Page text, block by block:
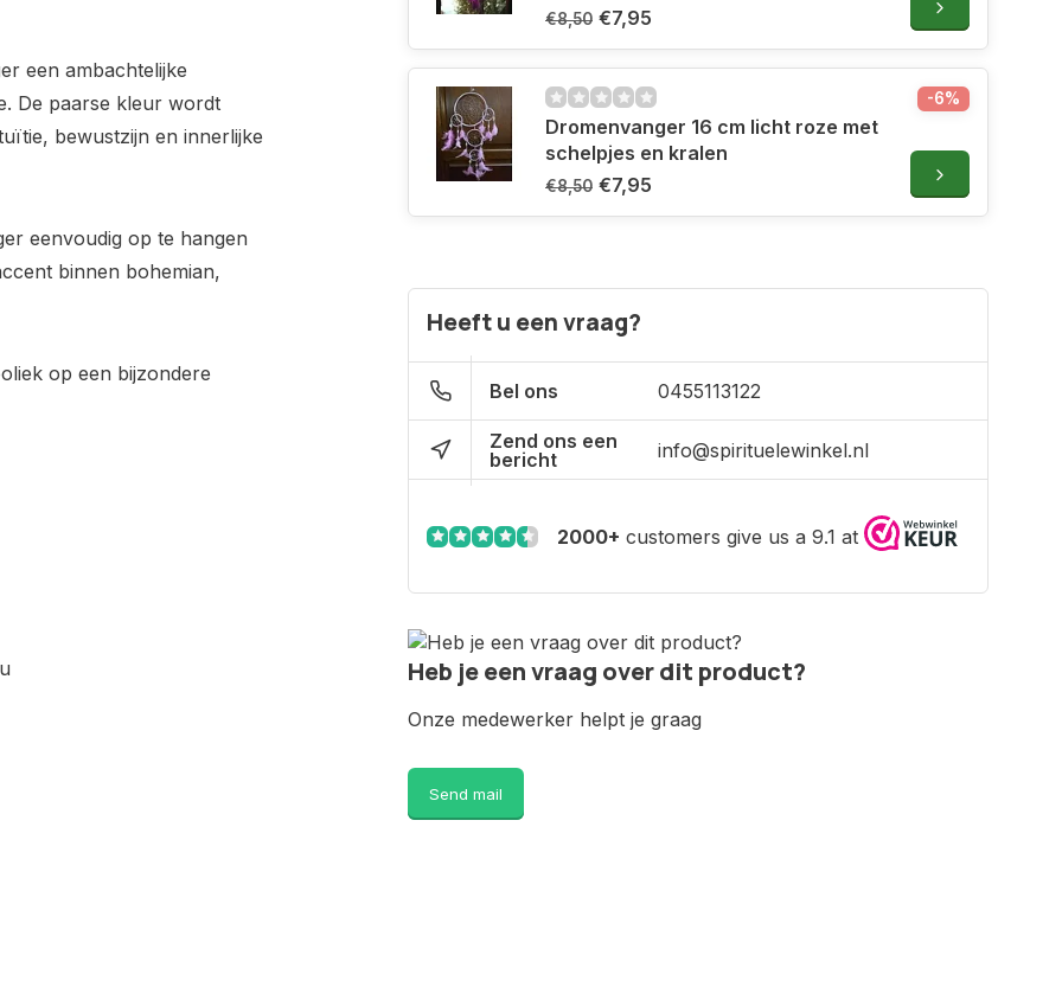
een ambachtelijke
De paarse kleur wordt
bewustzijn en innerlijke
eenvoudig op te hangen
binnen bohemian,
op een bijzondere
€8,50 €7,95
Dromenvanger 16 cm licht roze met
schelpjes en kralen
€8,50 €7,95
-6%
Heeft u een vraag?
Bel ons 0455113122
Zend ons een
bericht
info@spirituelewinkel.nl
2000+ customers give us a 9.1 at
Heb je een vraag over dit product?
Onze medewerker helpt je graag
Send mail